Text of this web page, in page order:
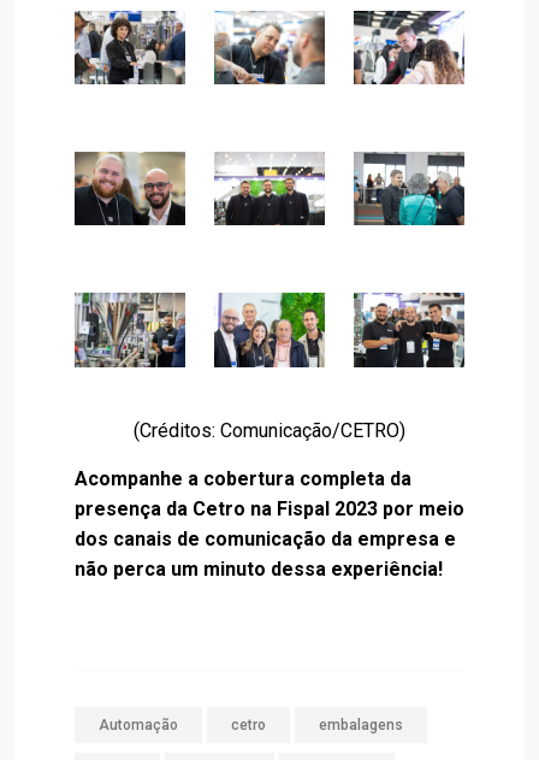
(Créditos: Comunicação/CETRO)
Acompanhe a cobertura completa da
presença da Cetro na Fispal 2023 por meio
dos canais de comunicação da empresa e
não perca um minuto dessa experiência!
Automação cetro embalagens